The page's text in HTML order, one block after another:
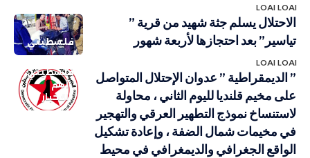
LOAI LOAI
فلسطيني
الاحتلال يسلم جثة شهيد من قرية ”
تياسير” بعد احتجازها لأربعة شهور
LOAI LOAI
فلسطيني
أهم
الاخبار
” الديمقراطية ” عدوان الإحتلال المتواصل
على مخيم قلنديا لليوم الثاني ، محاولة
لاستنساخ نموذج التطهير العرقي والتهجير
في مخيمات شمال الضفة ، وإعادة تشكيل
الواقع الجغرافي والديمغرافي في محيط